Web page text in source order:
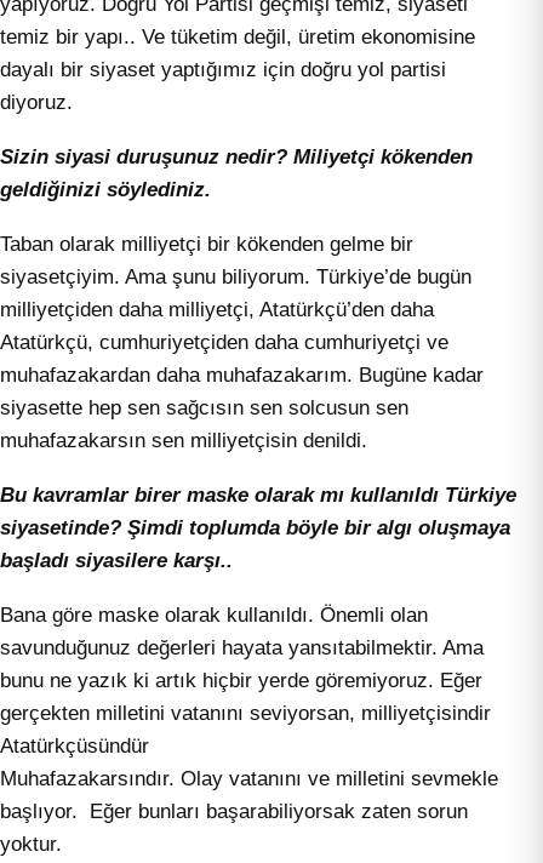
temiz bir yapı.. Ve tüketim değil, üretim ekonomisine
dayalı bir siyaset yaptığımız için doğru yol partisi
diyoruz.
Sizin siyasi duruşunuz nedir? Miliyetçi kökenden
geldiğinizi söylediniz.
Taban olarak milliyetçi bir kökenden gelme bir
siyasetçiyim. Ama şunu biliyorum. Türkiye’de bugün
milliyetçiden daha milliyetçi, Atatürkçü’den daha
Atatürkçü, cumhuriyetçiden daha cumhuriyetçi ve
muhafazakardan daha muhafazakarım. Bugüne kadar
siyasette hep sen sağcısın sen solcusun sen
muhafazakarsın sen milliyetçisin denildi.
Bu kavramlar birer maske olarak mı kullanıldı Türkiye
siyasetinde? Şimdi toplumda böyle bir algı oluşmaya
başladı siyasilere karşı..
Bana göre maske olarak kullanıldı. Önemli olan
savunduğunuz değerleri hayata yansıtabilmektir. Ama
bunu ne yazık ki artık hiçbir yerde göremiyoruz. Eğer
gerçekten milletini vatanını seviyorsan, milliyetçisindir
Atatürkçüsündür
Muhafazakarsındır. Olay vatanını ve milletini sevmekle
başlıyor. Eğer bunları başarabiliyorsak zaten sorun
yoktur.